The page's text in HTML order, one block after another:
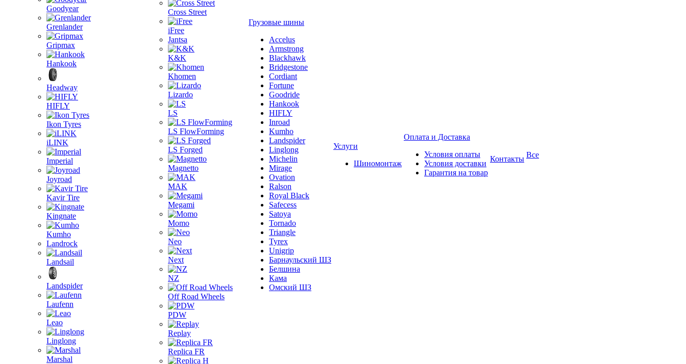
Goodyear
Grenlander
Gripmax
Hankook
Headway
HIFLY
Ikon Tyres
iLINK
Imperial
Joyroad
Kavir Tire
Kingnate
Kumho
Landrock
Landsail
Landspider
Laufenn
Leao
Linglong
Marshal
Cross Street
iFree
Jantsa
K&K
Khomen
Lizardo
LS
LS FlowForming
LS Forged
Magnetto
MAK
Megami
Momo
Neo
Next
NZ
Off Road Wheels
PDW
Replay
Replica FR
Грузовые шины
Accelus
Armstrong
Blackhawk
Bridgestone
Cordiant
Fortune
Goodride
Hankook
HIFLY
Inroad
Kumho
Landspider
Linglong
Michelin
Mirage
Ovation
Ralson
Royal Black
Safecess
Satoya
Tornado
Triangle
Tyrex
Unigrip
Барнаульский ШЗ
Белшина
Кама
Омский ШЗ
Услуги
Шиномонтаж
Оплата и Доставка
Условия оплаты
Условия доставки
Гарантия на товар
Контакты Все